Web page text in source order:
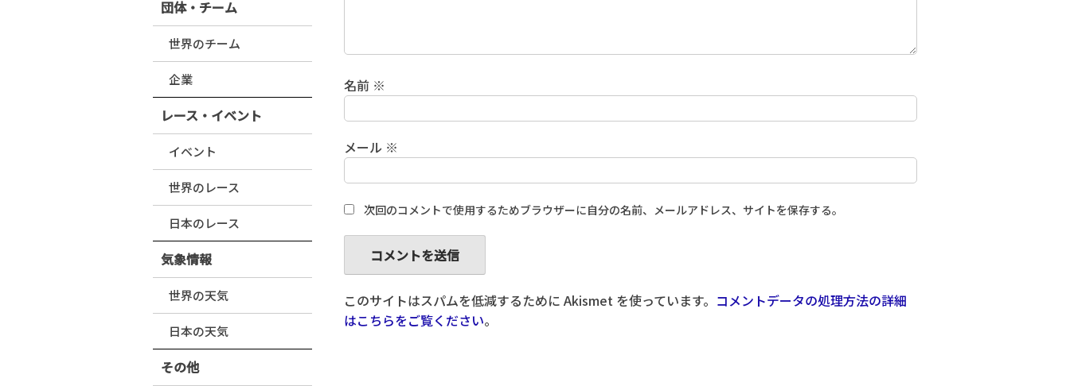
名前 ※
メール ※
次回のコメントで使用するためブラウザーに自分の名前、メールアドレス、サイトを保存する。
このサイトはスパムを低減するために Akismet を使っています。 コメントデータの処理方法の詳細
はこちらをご覧ください。
団体・チーム
世界のチーム
企業
レース・イベント
イベント
世界のレース
日本のレース
気象情報
世界の天気
日本の天気
その他